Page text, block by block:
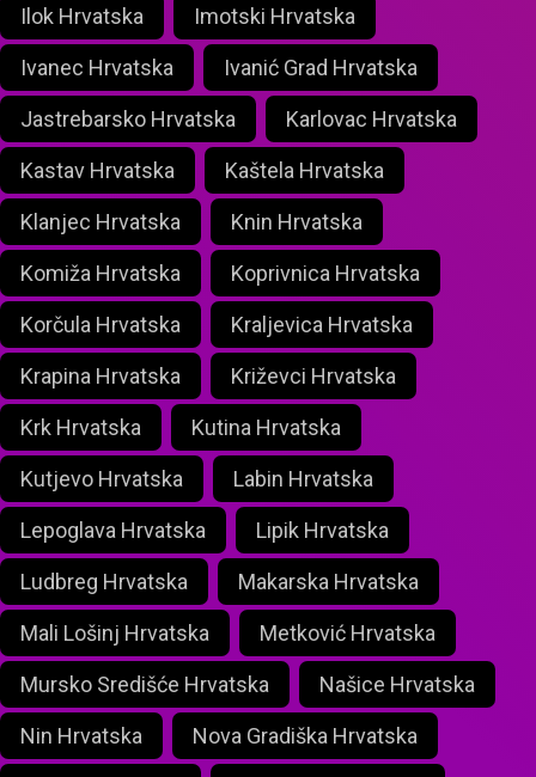
Ilok Hrvatska Imotski Hrvatska
Ivanec Hrvatska Ivanić Grad Hrvatska
Jastrebarsko Hrvatska Karlovac Hrvatska
Kastav Hrvatska Kaštela Hrvatska
Klanjec Hrvatska Knin Hrvatska
Komiža Hrvatska Koprivnica Hrvatska
Korčula Hrvatska Kraljevica Hrvatska
Krapina Hrvatska Križevci Hrvatska
Krk Hrvatska Kutina Hrvatska
Kutjevo Hrvatska Labin Hrvatska
Lepoglava Hrvatska Lipik Hrvatska
Ludbreg Hrvatska Makarska Hrvatska
Mali Lošinj Hrvatska Metković Hrvatska
Mursko Središće Hrvatska Našice Hrvatska
Nin Hrvatska Nova Gradiška Hrvatska